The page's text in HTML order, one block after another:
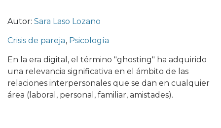
Autor: Sara Laso Lozano
Crisis de pareja, Psicología
En la era digital, el término "ghosting" ha adquirido
una relevancia significativa en el ámbito de las
relaciones interpersonales que se dan en cualquier
área (laboral, personal, familiar, amistades).